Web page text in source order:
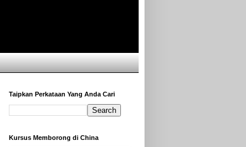
Taipkan Perkataan Yang Anda Cari
Kursus Memborong di China